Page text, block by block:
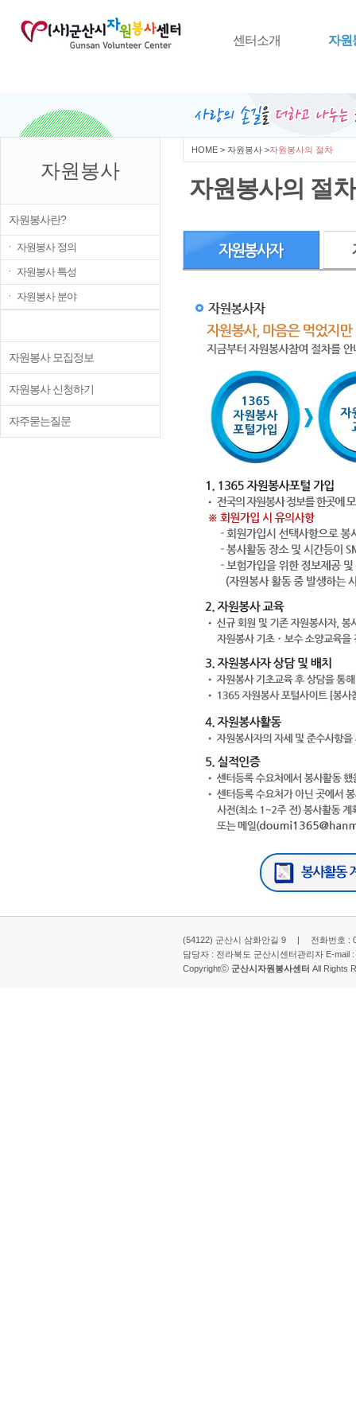
센터소개 자원
자원봉사
자원봉사란?
ㆍ 자원봉사 정의
ㆍ 자원봉사 특성
ㆍ 자원봉사 분야
자원봉사 모집정보
자원봉사 신청하기
자주묻는질문
HOME > 자원봉사 >자원봉사의 절차
자원봉사의 절차
(54122) 군산시 삼화안길 9 | 전화번호 :
담당자 : 전라북도 군산시센터관리자 E-mail :
Copyrightⓒ 군산시자원봉사센터 All Rights